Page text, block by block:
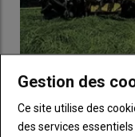
Gestion des
Ce site utilise des
des services